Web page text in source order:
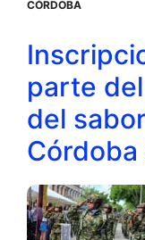
CÓRDOBA
parte
del